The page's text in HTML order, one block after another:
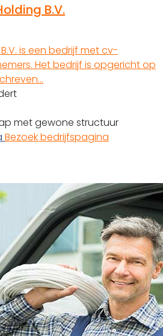
B.V.
is een bedrijf met cv-
Het bedrijf is opgericht op
met gewone structuur
Bezoek bedrijfspagina